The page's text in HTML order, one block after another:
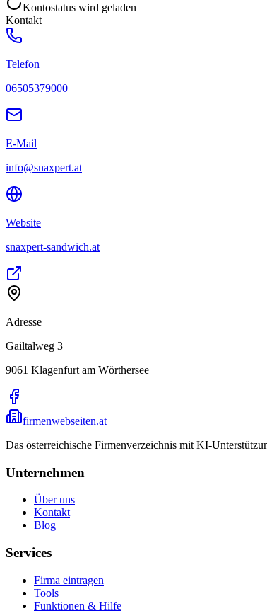
Kontostatus wird geladen
Kontakt
Telefon
06505379000
E-Mail
info@snaxpert.at
Website
snaxpert-sandwich.at
Adresse
Gailtalweg 3
9061 Klagenfurt am Wörthersee
firmenwebseiten.at
Das österreichische Firmenverzeichnis mit KI-
Unternehmen
Über uns
Kontakt
Blog
Services
Firma eintragen
Tools
Funktionen & Hilfe